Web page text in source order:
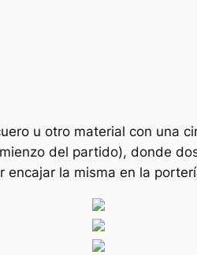
u otro material con una
del partido), donde
encajar la misma en la